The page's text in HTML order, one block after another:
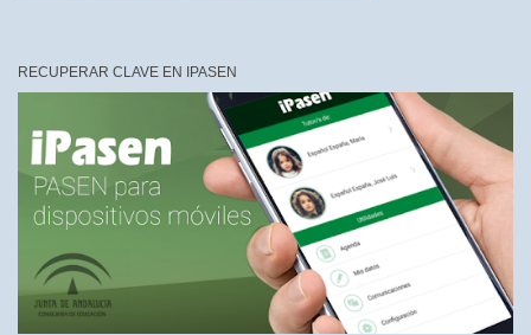
RECUPERAR CLAVE EN IPASEN